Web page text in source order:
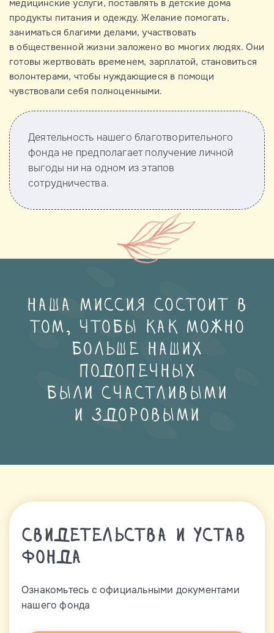
медицинские услуги, поставлять в детские дома
продукты питания и одежду. Жeлание помогать,
заниматься благими делами, участвовать
в общественной жизни заложено во многих людях. Они
готовы жертвовать временем, зарплатой, становиться
волонтерами, чтобы нуждающиеся в помощи
чувствовали себя полноценными.
Деятельность нашего благотворительного
фонда не предполагает получение личной
выгоды ни на одном из этапов
сотрудничества.
наша миссия состоит в
том, чтобы как можно
больше наших
подопечных
были счастливыми
и здоровыми
Свидетельства и устав
фонда
Ознакомьтесь с официальными документами
нашего фонда